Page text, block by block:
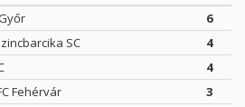
6
SC
4
4
Fehérvár
3